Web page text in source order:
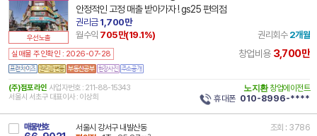
우선노출
안정적인 고정 매출 받아가자 ! gs25 편의점
권리금1,700만
월수익 705만(19.1%) 권리회수 2개월
실매물 주인확인 : 2026-07-28 창업비용 3,700만
(주)점포라인 사업자번호 : 211-88-15343
서울시 서초구 대표이사 : 이상희
노지환 창업에이전트
휴대폰 010-8996-****
매물번호 서울시 강서구 내발산동
조회 : 3786